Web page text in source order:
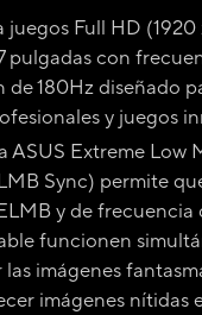
Full HD (1920
pulgadas con
180Hz diseñado
y juegos
ASUS Extreme Low
Sync) permite
y de frecuencia
funcionen
imágenes
imágenes nítidas